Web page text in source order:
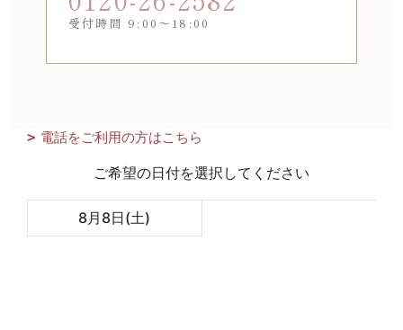
受付時間 9:00〜18:00
電話をご利用の方はこちら